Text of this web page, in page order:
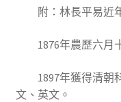
附：林長平易近
1876年農歷六月
1897年獲得清朝
文、英文。